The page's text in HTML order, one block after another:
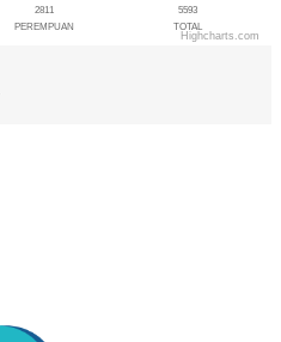
2811
PEREMPUAN
5593
TOTAL
Highcharts.com